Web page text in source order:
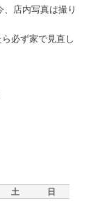
店内写真は撮り
必ず家で見直し
土 日